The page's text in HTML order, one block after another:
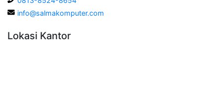
info@salmakomputer.com
Lokasi Kantor